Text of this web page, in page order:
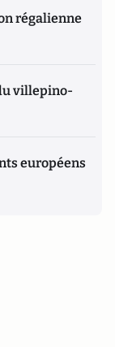
régalienne
villepino-
européens